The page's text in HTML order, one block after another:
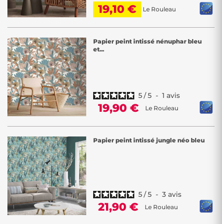
19,10 €
Le Rouleau
Papier peint intissé nénuphar bleu
et...
5/5 - 1 avis
19,90 € Le Rouleau
Papier peint intissé jungle néo bleu
5/5 - 3 avis
21,90 € Le Rouleau